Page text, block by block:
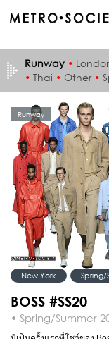
Runway •
• Thai • Other •
Runway
New York Spring/
BOSS #SS20
• Spring/Summer